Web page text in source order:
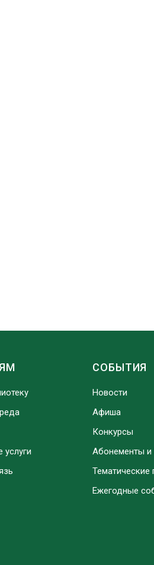
услуги
СОБЫТИЯ
Новости
Афиша
Конкурсы
Абонементы и
Тематические
Ежегодные